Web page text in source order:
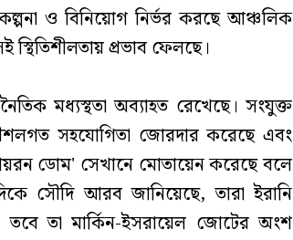
ও বিনিয়োগ নির্ভর করছে আঞ্চলিক
স্থিতিশীলতায় প্রভাব ফেলছে।
মধ্যস্থতা অব্যাহত রেখেছে। সংযুক্ত
সহযোগিতা জোরদার করেছে এবং
'আয়রন ডোম' সেখানে মোতায়েন করেছে বলে
সৌদি আরব জানিয়েছে, তারা ইরানি
তবে তা মার্কিন-ইসরায়েল জোটের অংশ